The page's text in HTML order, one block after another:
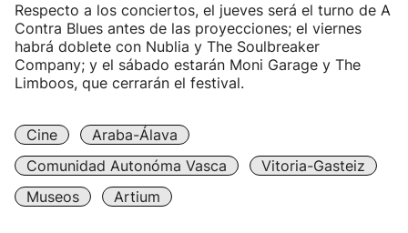
Respecto a los conciertos, el jueves será el turno de A
Contra Blues antes de las proyecciones; el viernes
habrá doblete con Nublia y The Soulbreaker
Company; y el sábado estarán Moni Garage y The
Limboos, que cerrarán el festival.
Cine
Araba-Álava
Comunidad Autonóma Vasca
Vitoria-Gasteiz
Museos
Artium